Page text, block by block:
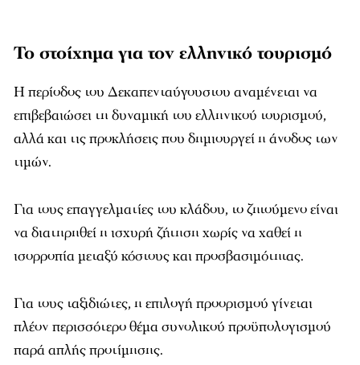
Το στοίχημα για τον ελληνικό τουρισμό
Η περίοδος του Δεκαπενταύγουστου αναμένεται να
επιβεβαιώσει τη δυναμική του ελληνικού τουρισμού,
αλλά και τις προκλήσεις που δημιουργεί η άνοδος των
τιμών.
Για τους επαγγελματίες του κλάδου, το ζητούμενο είναι
να διατηρηθεί η ισχυρή ζήτηση χωρίς να χαθεί η
ισορροπία μεταξύ κόστους και προσβασιμότητας.
Για τους ταξιδιώτες, η επιλογή προορισμού γίνεται
πλέον περισσότερο θέμα συνολικού προϋπολογισμού
παρά απλής προτίμησης.